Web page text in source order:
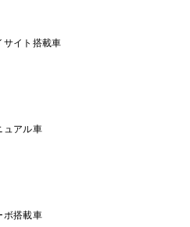
サイト搭載車
ュアル車
ボ搭載車